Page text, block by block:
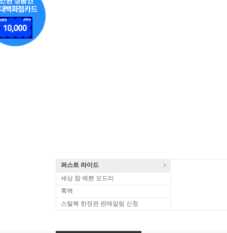
퍼스트 라이드
세상 참 예쁜 오드리
룩백
스틸북 한정판 판매알림 신청